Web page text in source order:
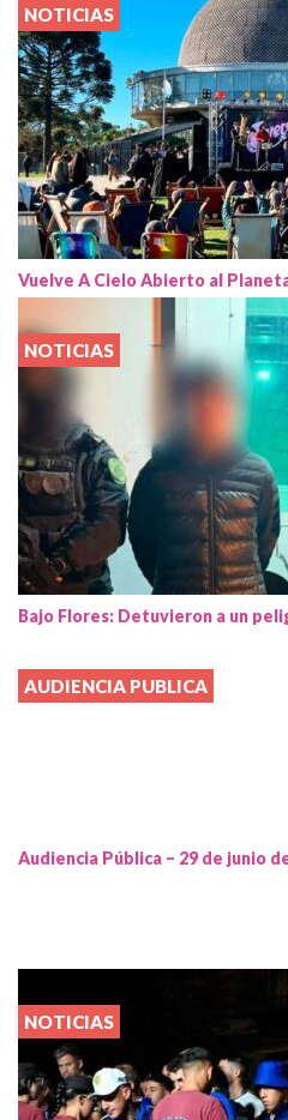
NOTICIAS
Vuelve A Cielo Abierto al
NOTICIAS
Bajo Flores: Detuvieron a un
AUDIENCIA PUBLICA
Audiencia Pública – 29 de junio
NOTICIAS